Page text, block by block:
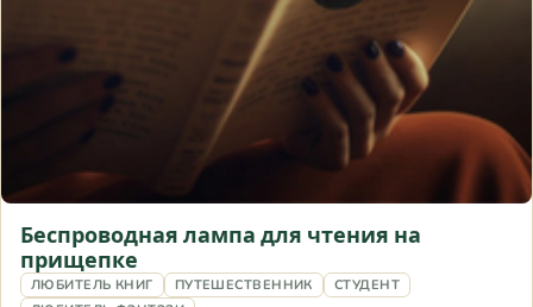
Беспроводная лампа для чтения на
прищепке
ЛЮБИТЕЛЬ КНИГ ПУТЕШЕСТВЕННИК
СТУДЕНТ